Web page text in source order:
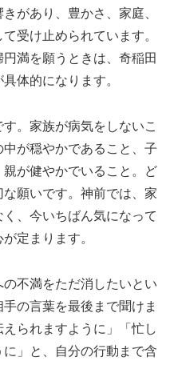
があり、豊かさ、家庭、
受け止められています。
満を願うときは、奇稲田
体的になります。
。家族が病気をしないこ
が穏やかであること、子
が健やかでいること。ど
願いです。神前では、家
、今いちばん気になって
定まります。
不満をただ消したいとい
の言葉を最後まで聞けま
られますように」「忙し
」と、自分の行動まで含